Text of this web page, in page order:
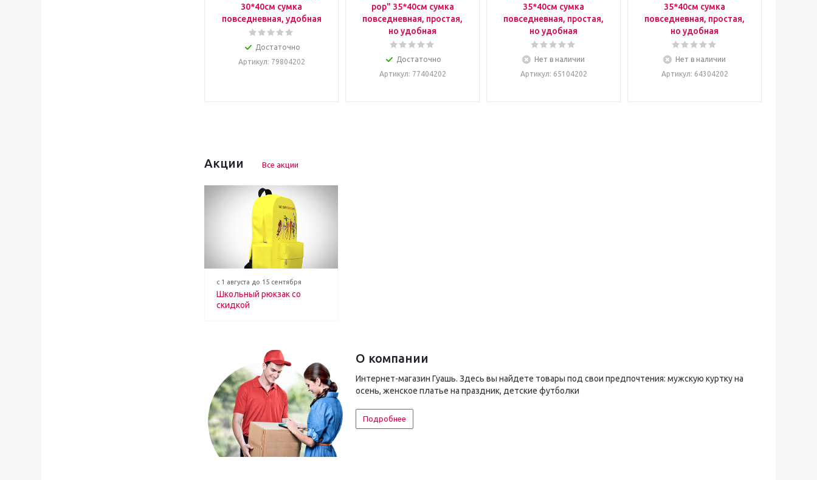
30*40см сумка
повседневная, удобная
Достаточно
Артикул: 79804202
pop" 35*40см сумка
повседневная, простая,
но удобная
Достаточно
Артикул: 77404202
35*40см сумка
повседневная, простая,
но удобная
Нет в наличии
Артикул: 65104202
35*40см сумка
повседневная, простая,
но удобная
Нет в наличии
Артикул: 64304202
Акции Все акции
с 1 августа до 15 сентября
Школьный рюкзак со
скидкой
О компании
Интернет-магазин Гуашь. Здесь вы найдете товары под свои предпочтения: мужскую куртку на
осень, женское платье на праздник, детские футболки
Подробнее